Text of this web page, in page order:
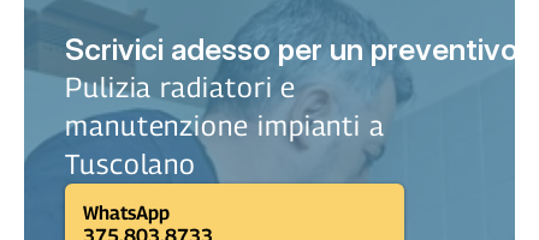
Scrivici adesso per un preventivo
Pulizia radiatori e
manutenzione impianti a
Tuscolano
WhatsApp